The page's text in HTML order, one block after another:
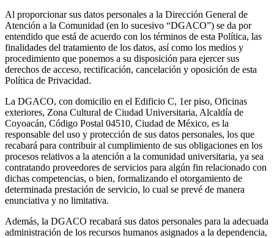
Al proporcionar sus datos personales a la Dirección General de
Atención a la Comunidad (en lo sucesivo “DGACO”) se da por
entendido que está de acuerdo con los términos de esta Política, las
finalidades del tratamiento de los datos, así como los medios y
procedimiento que ponemos a su disposición para ejercer sus
derechos de acceso, rectificación, cancelación y oposición de esta
Política de Privacidad.
La DGACO, con domicilio en el Edificio C, 1er piso, Oficinas
exteriores, Zona Cultural de Ciudad Universitaria, Alcaldía de
Coyoacán, Código Postal 04510, Ciudad de México, es la
responsable del uso y protección de sus datos personales, los que
recabará para contribuir al cumplimiento de sus obligaciones en los
procesos relativos a la atención a la comunidad universitaria, ya sea
contratando proveedores de servicios para algún fin relacionado con
dichas competencias, o bien, formalizando el otorgamiento de
determinada prestación de servicio, lo cual se prevé de manera
enunciativa y no limitativa.
Además, la DGACO recabará sus datos personales para la adecuada
administración de los recursos humanos asignados a la dependencia,